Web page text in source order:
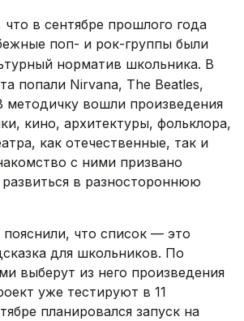
что в сентябре прошлого года
поп- и рок-группы были
норматив школьника. В
попали Nirvana, The Beatles,
методичку вошли произведения
кино, архитектуры, фольклора,
как отечественные, так и
с ними призвано
в разностороннюю
что список — это
для школьников. По
выберут из него произведения
уже тестируют в 11
планировался запуск на